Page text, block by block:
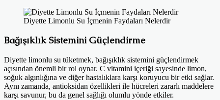
Diyette Limonlu Su İçmenin Faydaları Nelerdir
Bağışıklık Sistemini Güçlendirme
Diyette limonlu su tüketmek, bağışıklık sistemini güçlendirmek
açısından önemli bir rol oynar. C vitamini içeriği sayesinde limon,
soğuk algınlığına ve diğer hastalıklara karşı koruyucu bir etki sağlar.
Aynı zamanda, antioksidan özellikleri ile hücreleri zararlı maddelere
karşı savunur, bu da genel sağlığı olumlu yönde etkiler.